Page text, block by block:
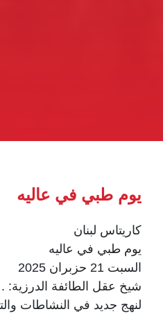
يوم طبي في عاليه
كاريتاس لبنان
يوم طبي في عاليه
السبت 21 حزبران 2025
شيخ عقل الطائفة
لنهج جديد في النشاطات